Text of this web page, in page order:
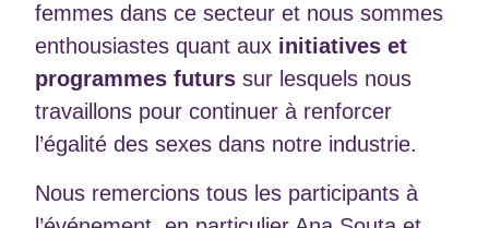
femmes dans ce secteur et nous sommes
enthousiastes quant aux initiatives et
programmes futurs sur lesquels nous
travaillons pour continuer à renforcer
l’égalité des sexes dans notre industrie.
Nous remercions tous les participants à